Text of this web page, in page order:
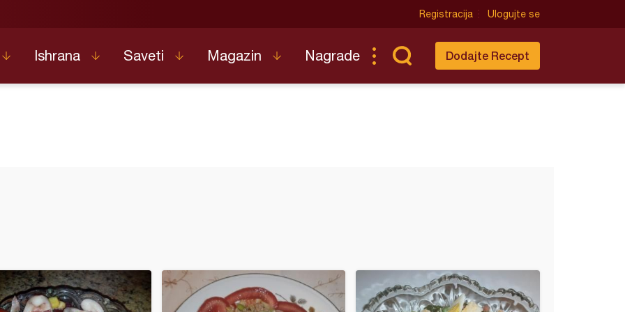
Registracija Ulogujte se
Ishrana Saveti Magazin Nagrade Dodajte Recept